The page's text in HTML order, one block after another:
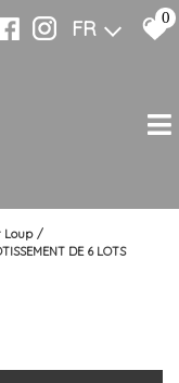
FR 0
Loup
DE 6 LOTS